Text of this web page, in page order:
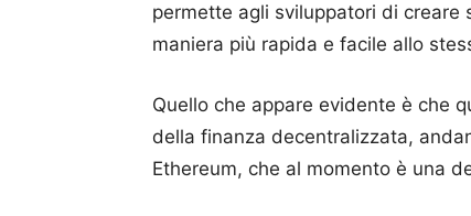
permette agli sviluppatori di creare
maniera più rapida e facile allo
Quello che appare evidente è che
della finanza decentralizzata,
Ethereum, che al momento è una